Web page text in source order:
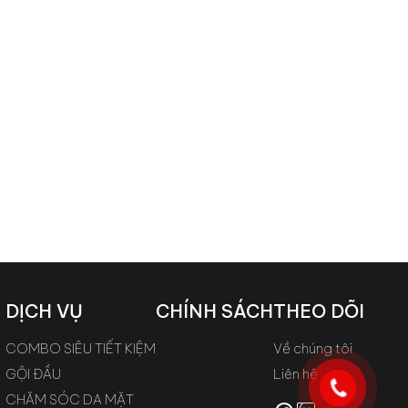
DỊCH VỤ
COMBO SIÊU TIẾT KIỆM
GỘI ĐẦU
CHĂM SÓC DA MẶT
CHÍNH SÁCHTHEO DÕI
Về chúng tôi
Liên hệ